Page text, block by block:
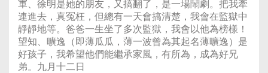
軍、徐明是她的朋友，又搞翻了，是一場鬧劇。把我牽
連進去，真冤枉，但總有一天會搞清楚，我會在監獄中
靜靜地等。爸爸一生坐了多次監獄，我會以他為榜樣！
望知、曠逸（即薄瓜瓜，薄一波曾為其起名薄曠逸）是
好孩子，我希望他們能繼承家風，有所為，成為好兄
弟。九月十二日